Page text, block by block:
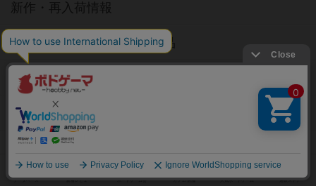
新作・再入荷情報
定番ボードゲームの通販商品
国産ボードゲームの通販商品
子供向けボードゲームの通販商品
2人用ボードゲームの通販商品